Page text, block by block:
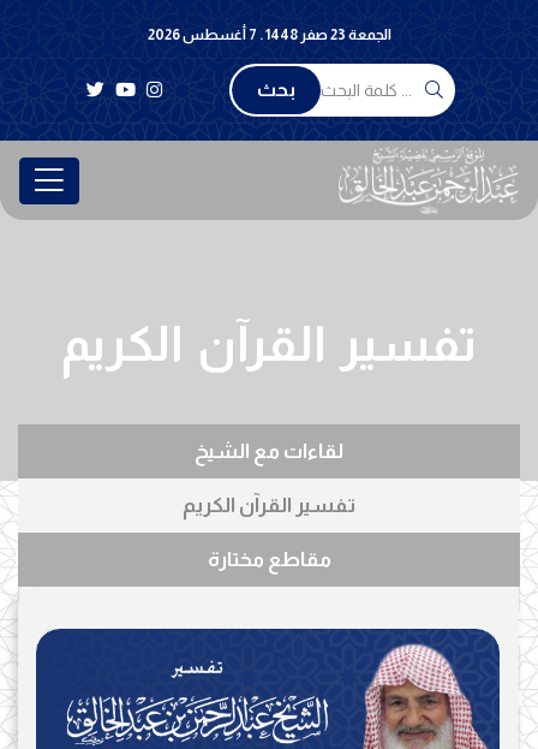
الجمعة 23 صفر 1448 . 7 أغسطس 2026
بحث
تفسير القرآن الكريم
لقاءات مع الشيخ
تفسير القرآن الكريم
مقاطع مختارة